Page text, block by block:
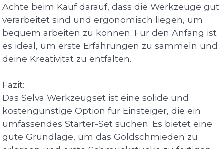
Achte beim Kauf darauf, dass die Werkzeuge gut
verarbeitet sind und ergonomisch liegen, um
bequem arbeiten zu können. Für den Anfang ist
es ideal, um erste Erfahrungen zu sammeln und
deine Kreativität zu entfalten.
Fazit:
Das Selva Werkzeugset ist eine solide und
kostengünstige Option für Einsteiger, die ein
umfassendes Starter-Set suchen. Es bietet eine
gute Grundlage, um das Goldschmieden zu